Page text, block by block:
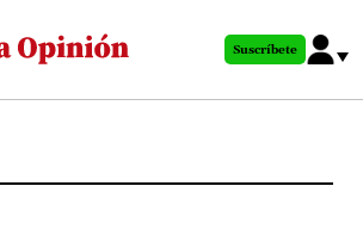
al
principal
Suscríbete